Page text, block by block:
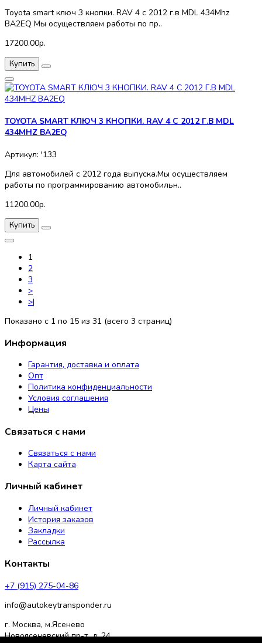
Toyota smart ключ 3 кнопки. RAV 4 c 2012 г.в MDL 434Mhz
BA2EQ Мы осуществляем работы по пр..
17200.00р.
Купить
TOYOTA SMART КЛЮЧ 3 КНОПКИ. RAV 4 C 2012 Г.В MDL
434MHZ BA2EQ
Артикул: '133
Для автомобилей с 2012 года выпуска.Мы осуществляем
работы по программированию автомобильн..
11200.00р.
Купить
1
2
3
>
>|
Показано с 1 по 15 из 31 (всего 3 страниц)
Информация
Гарантия, доставка и оплата
Опт
Политика конфиденциальности
Условия соглашения
Цены
Связаться с нами
Связаться с нами
Карта сайта
Личный кабинет
Личный кабинет
История заказов
Закладки
Рассылка
Контакты
+7 (915) 275-04-86
info@autokeytransponder.ru
г. Москва, м.Ясенево
Новоясеневский пр-т, д. 24